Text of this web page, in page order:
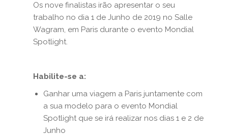
Os nove finalistas irão apresentar o seu
trabalho no dia 1 de Junho de 2019 no Salle
Wagram, em Paris durante o evento Mondial
Spotlight.
Habilite-se a:
Ganhar uma viagem a Paris juntamente com
a sua modelo para o evento Mondial
Spotlight que se irá realizar nos dias 1 e 2 de
Junho